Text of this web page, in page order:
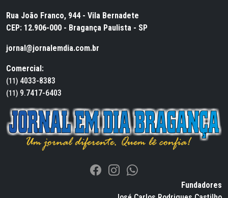
Rua João Franco, 944 - Vila Bernadete
CEP: 12.906-000 - Bragança Paulista - SP
jornal@jornalemdia.com.br
Comercial:
(11) 4033-8383
(11) 9.7417-6403
Fundadores